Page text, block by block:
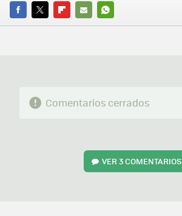
FACEBOOK
TWITTERFLIPBOARD
E-
WHATSAPP
Comentarios cerrados
VER3 COMENTARIOS